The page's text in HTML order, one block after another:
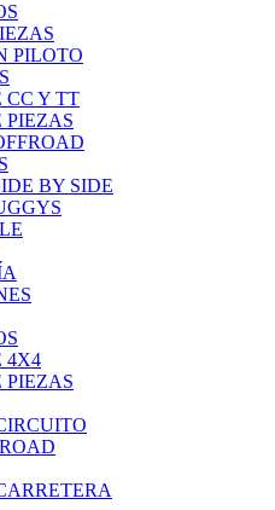
PILOTO
CC Y TT
PIEZAS
BY SIDE
4X4
PIEZAS